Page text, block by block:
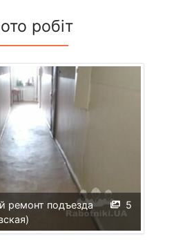
робіт
5
ремонт подъезда